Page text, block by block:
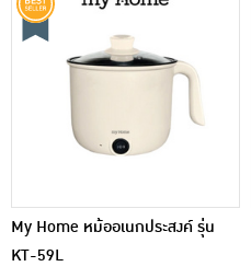
My Home หม้ออเนกประสงค์ รุ่น
KT-59L